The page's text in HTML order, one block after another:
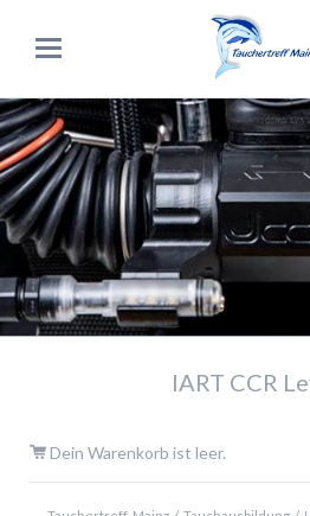
IART CCR
Dein Warenkorb ist leer.